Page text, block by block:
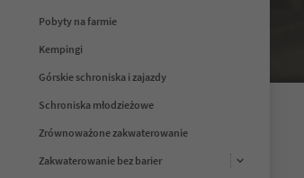
Pobyty na farmie
Kempingi
Górskie schroniska i zajazdy
Schroniska młodzieżowe
Zrównoważone zakwaterowanie
Zakwaterowanie bez barier